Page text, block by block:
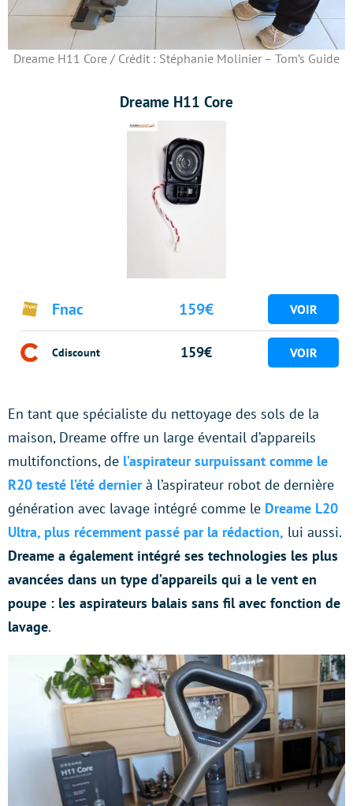
Dreame H11 Core / Crédit : Stéphanie Molinier – Tom’s Guide
Dreame H11 Core
Fnac 159€
Cdiscount 159€
En tant que spécialiste du nettoyage des sols de la
maison, Dreame offre un large éventail d’appareils
multifonctions, de l’aspirateur surpuissant comme le
R20 testé l’été dernierà l’aspirateur robot de dernière
génération avec lavage intégré comme le Dreame L20
Ultra, plus récemment passé par la rédaction, lui aussi.
Dreame a également intégré ses technologies les plus
avancées dans un type d’appareils qui a le vent en
poupe : les aspirateurs balais sans fil avec fonction de
lavage.